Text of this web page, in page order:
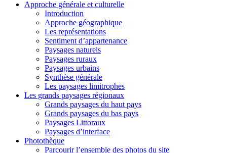
Approche générale et culturelle
Introduction
Approche géographique
Les représentations
Sentiment d’appartenance
Paysages naturels
Paysages ruraux
Paysages urbains
Synthèse générale
Les paysages limitrophes
Les grands paysages régionaux
Grands paysages du haut pays
Grands paysages du bas pays
Paysages Littoraux
Paysages d’interface
Photothèque
Parcourir l’ensemble des photos du site